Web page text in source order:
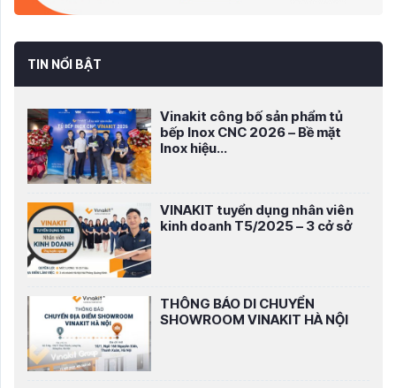
TIN NỔI BẬT
Vinakit công bố sản phẩm tủ
bếp Inox CNC 2026 – Bề mặt
Inox hiệu...
VINAKIT tuyển dụng nhân viên
kinh doanh T5/2025 – 3 cở sở
THÔNG BÁO DI CHUYỂN
SHOWROOM VINAKIT HÀ NỘI